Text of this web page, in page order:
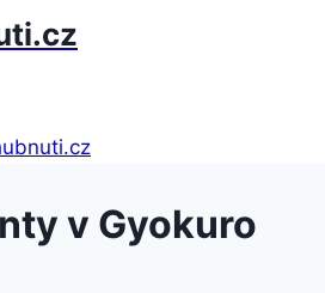
v Gyokuro